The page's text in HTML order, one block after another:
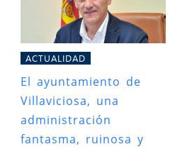
ACTUALIDAD
El ayuntamiento de
Villaviciosa, una
administración
fantasma, ruinosa y